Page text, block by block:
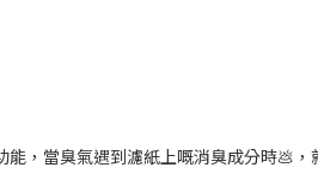
，當臭氣遇到濾紙上嘅消臭成分時💩